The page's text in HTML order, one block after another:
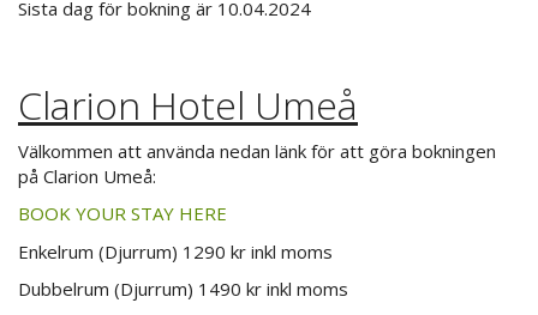
Sista dag för bokning är 10.04.2024
Clarion Hotel Umeå
Välkommen att använda nedan länk för att göra bokningen
på Clarion Umeå:
BOOK YOUR STAY HERE
Enkelrum (Djurrum) 1290 kr inkl moms
Dubbelrum (Djurrum) 1490 kr inkl moms